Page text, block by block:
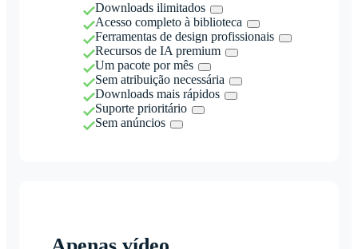
Downloads ilimitados
Acesso completo à biblioteca
Ferramentas de design profissionais
Recursos de IA premium
Um pacote por mês
Sem atribuição necessária
Downloads mais rápidos
Suporte prioritário
Sem anúncios